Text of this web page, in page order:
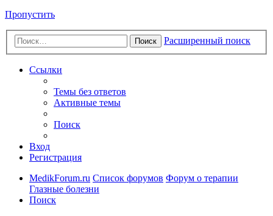
Пропустить
Поиск Расширенный поиск
Ссылки
Темы без ответов
Активные темы
Поиск
Вход
Регистрация
MedikForum.ru Список форумов Форум о терапии
Глазные болезни
Поиск